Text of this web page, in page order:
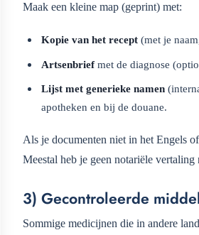
Maak een kleine map (geprint) met:
Kopie van het recept (met je
Artsenbriefmet de diagnose
Lijst met generieke namen
apotheken en bij de douane.
Als je documenten niet in het Engels
Meestal heb je geen notariële
3) Gecontroleerde
Sommige medicijnen die in andere